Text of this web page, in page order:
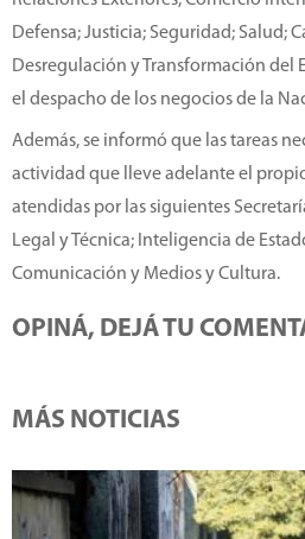
Defensa; Justicia; Seguridad; Salud;
Desregulación y Transformación del
el despacho de los negocios de la
Además, se informó que las tareas
actividad que lleve adelante el
atendidas por las siguientes
Legal y Técnica; Inteligencia de
Comunicación y Medios y Cultura.
OPINÁ, DEJÁ TU
MÁS NOTICIAS